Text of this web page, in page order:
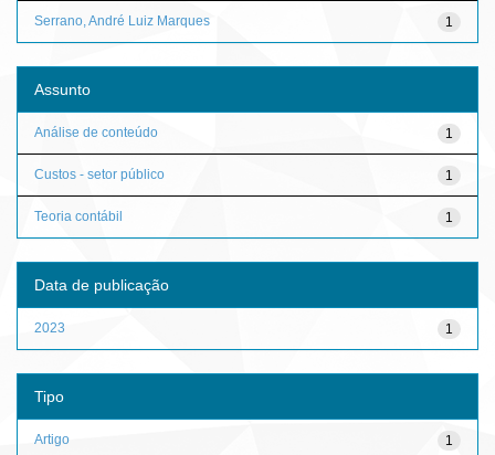
1
Serrano, André Luiz Marques
Assunto
1
Análise de conteúdo
1
Custos - setor público
1
Teoria contábil
Data de publicação
1
2023
Tipo
1
Artigo